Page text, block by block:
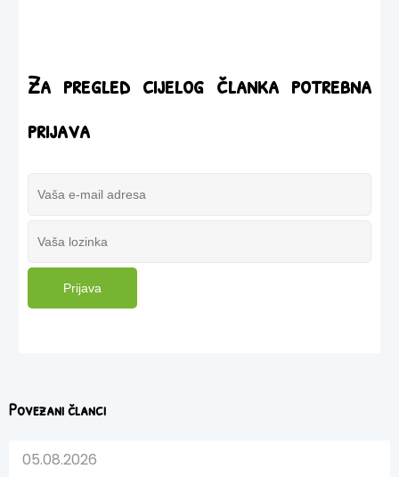
Za pregled cijelog članka potrebna
prijava
Prijava
Povezani članci
05.08.2026